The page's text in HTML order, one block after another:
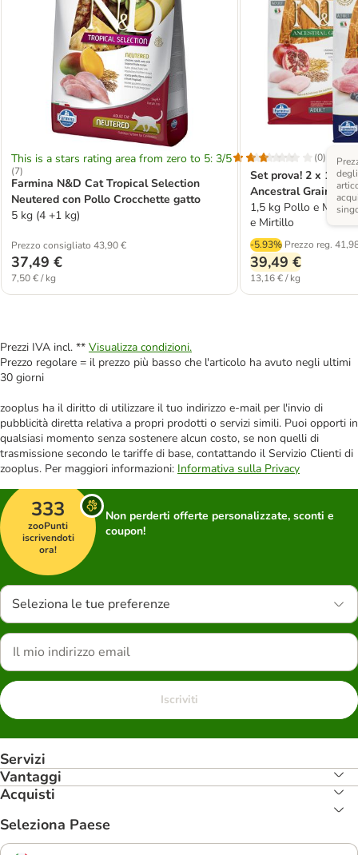
This is a stars rating area from zero to 5: 3/5
(7)
Farmina N&D Cat Tropical Selection
Neutered con Pollo Crocchette gatto
5 kg (4 +1 kg)
Prezzo consigliato 43,90 €
37,49 €
7,50 € / kg
(0)
Set prova! 2 x 1,5
Ancestral Grain
1,5 kg Pollo e Melograno
e Mirtillo
-5.93% Prezzo reg.
39,49 €
13,16 € / kg
Prezzi IVA incl. ** Visualizza condizioni.
Prezzo regolare = il prezzo più basso che l'articolo ha avuto negli ultimi
30 giorni
zooplus ha il diritto di utilizzare il tuo indirizzo e-mail per l'invio di
pubblicità diretta relativa a propri prodotti o servizi simili. Puoi opporti in
qualsiasi momento senza sostenere alcun costo, se non quelli di
trasmissione secondo le tariffe di base, contattando il Servizio Clienti di
zooplus. Per maggiori informazioni: Informativa sulla Privacy
333
zooPunti
iscrivendoti
ora!
Non perderti offerte personalizzate, sconti e
coupon!
Seleziona le tue preferenze
Iscriviti
Servizi
Vantaggi
Acquisti
Seleziona Paese